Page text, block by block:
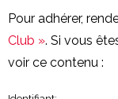
Pour adhérer,
Club ». Si vous
voir ce contenu :